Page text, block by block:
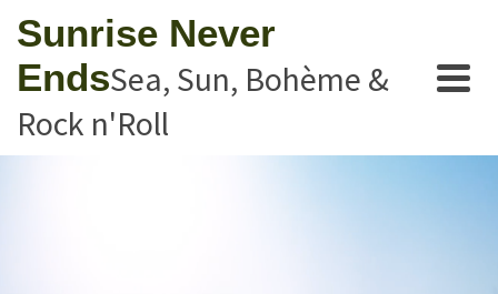
Sunrise Never
EndsSea, Sun, Bohème &
Rock n'Roll